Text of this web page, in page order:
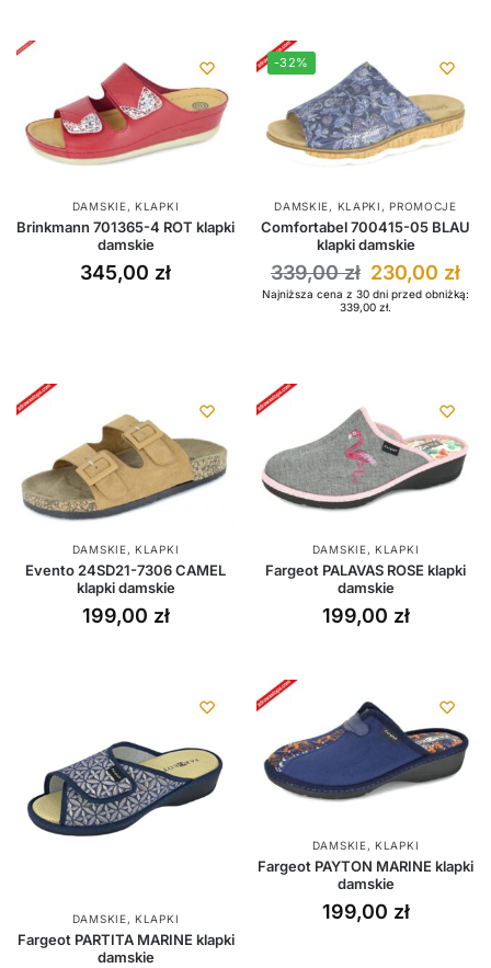
DAMSKIE,KLAPKI
Brinkmann 701365-4 ROT klapki
damskie
345,00 zł
-32%
DAMSKIE, KLAPKI ,PROMOCJE
Comfortabel 700415-05 BLAU
klapki damskie
339,00zł 230,00 zł
Najniższa cena z 30 dni przed obniżką:
339,00 zł.
DAMSKIE,KLAPKI
Evento 24SD21-7306 CAMEL
klapki damskie
199,00 zł
DAMSKIE,KLAPKI
Fargeot PALAVAS ROSE klapki
damskie
199,00 zł
DAMSKIE,KLAPKI
Fargeot PARTITA MARINE klapki
damskie
DAMSKIE,KLAPKI
Fargeot PAYTON MARINE klapki
damskie
199,00 zł